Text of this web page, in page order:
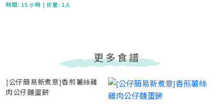
時間: 15 小時 | 份量: 1人
更多食譜
[公仔簡易新煮意]香煎薯絲雞
肉公仔麵蛋餅